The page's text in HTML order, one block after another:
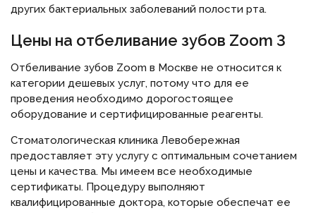
других бактериальных заболеваний полости рта.
Цены на отбеливание зубов Zoom 3
Отбеливание зубов Zoom в Москве не относится к
категории дешевых услуг, потому что для ее
проведения необходимо дорогостоящее
оборудование и сертифицированные реагенты.
Стоматологическая клиника Левобережная
предоставляет эту услугу с оптимальным сочетанием
цены и качества. Мы имеем все необходимые
сертификаты. Процедуру выполняют
квалифицированные доктора, которые обеспечат ее